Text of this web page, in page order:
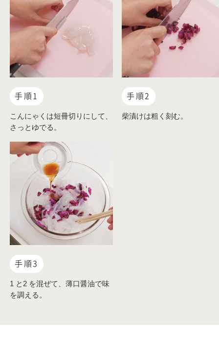
手順1
こんにゃくは短冊切りにして、
さっとゆでる。
手順2
柴漬けは粗く刻む。
手順3
1 と2 を混ぜて、薄口醤油で味
を調える。